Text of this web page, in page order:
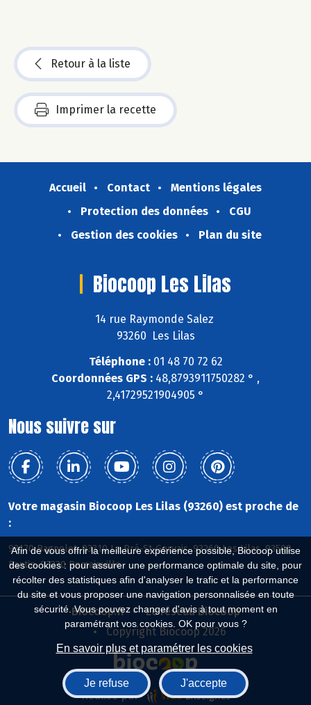
Afin de vous offrir la meilleure expérience possible, Biocoop utilise
des cookies : pour assurer une performance optimale du site, pour
récolter des statistiques afin d'analyser le trafic et la performance
du site et vous proposer une navigation personnalisée en toute
sécurité. Vous pouvez changer d'avis à tout moment en
paramétrant vos cookies. OK pour vous ?
En savoir plus et paramétrer les cookies
Je refuse J'accepte
Retour à la liste
Imprimer la recette
Accueil Contact
Mentions légales
Protection des données
CGU
Gestion des cookies
Plan du site
Biocoop Les Lilas
14 rue Raymonde Salez
93260 Les Lilas
Téléphone :01 48 70 72 62
Coordonnées GPS : 48,8793911750282 ° ,
2,41729521904905 °
Nous suivre sur
Votre magasin Biocoop Les Lilas (93260) est proche de
:
93170 Bagnolet, 93310 Le Pré-St-Gervais, 93260 Les Lilas, 93500
Pantin, 93230 Romainville
Biocoop.fr
Le réseau Biocoop
Copyright Biocoop 2026
Réalisé par